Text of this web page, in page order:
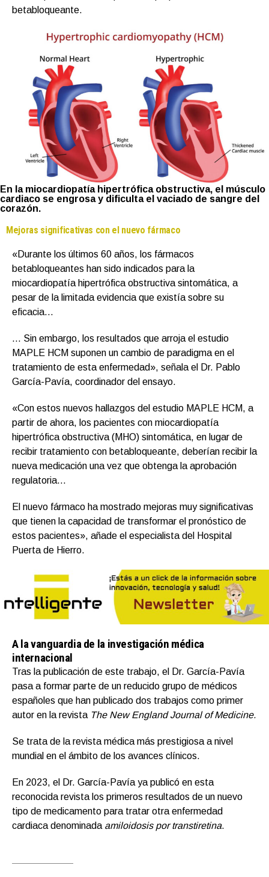
betabloqueante.
En la miocardiopatía hipertrófica obstructiva, el músculo
cardiaco se engrosa y dificulta el vaciado de sangre del
corazón.
Mejoras significativas con el nuevo fármaco
«Durante los últimos 60 años, los fármacos
betabloqueantes han sido indicados para la
miocardiopatía hipertrófica obstructiva sintomática, a
pesar de la limitada evidencia que existía sobre su
eficacia…
… Sin embargo, los resultados que arroja el estudio
MAPLE HCM suponen un cambio de paradigma en el
tratamiento de esta enfermedad», señala el Dr. Pablo
García-Pavía, coordinador del ensayo.
«Con estos nuevos hallazgos del estudio MAPLE HCM, a
partir de ahora, los pacientes con miocardiopatía
hipertrófica obstructiva (MHO) sintomática, en lugar de
recibir tratamiento con betabloqueante, deberían recibir la
nueva medicación una vez que obtenga la aprobación
regulatoria…
El nuevo fármaco ha mostrado mejoras muy significativas
que tienen la capacidad de transformar el pronóstico de
estos pacientes», añade el especialista del Hospital
Puerta de Hierro.
A la vanguardia de la investigación médica
internacional
Tras la publicación de este trabajo, el Dr. García-Pavía
pasa a formar parte de un reducido grupo de médicos
españoles que han publicado dos trabajos como primer
autor en la revista The New England Journal of Medicine.
Se trata de la revista médica más prestigiosa a nivel
mundial en el ámbito de los avances clínicos.
En 2023, el Dr. García-Pavía ya publicó en esta
reconocida revista los primeros resultados de un nuevo
tipo de medicamento para tratar otra enfermedad
cardiaca denominada amiloidosis por transtiretina.